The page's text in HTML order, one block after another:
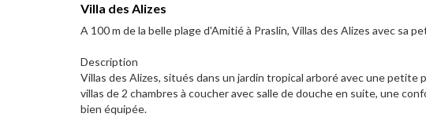
Villa des Alizes
A 100 m de la belle plage d'Amitié à Praslin, Villas des Alizes avec sa
Description
Villas des Alizes, situés dans un jardin tropical arboré avec une
villas de 2 chambres à coucher avec salle de douche en suite, une
bien équipée.